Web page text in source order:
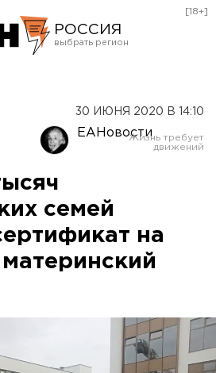
РОССИЯ
Оренбург
[18+]
30 ИЮНЯ 2020 В 14:10
ЕАНовости
семей
на